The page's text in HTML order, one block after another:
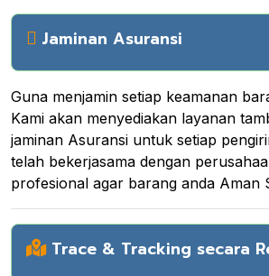
Jaminan Asuransi
Guna menjamin setiap keamanan
Kami akan menyediakan layanan
jaminan Asuransi untuk setiap
telah bekerjasama dengan
profesional agar barang anda Aman
Trace & Tracking secara